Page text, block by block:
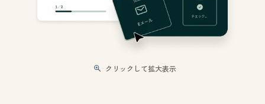
クリックして拡大表示